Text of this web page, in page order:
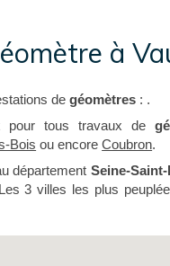
à
degéomètres : .
pour tous travaux de
Bois ou encoreCoubron.
département Seine-
3 villes les plus